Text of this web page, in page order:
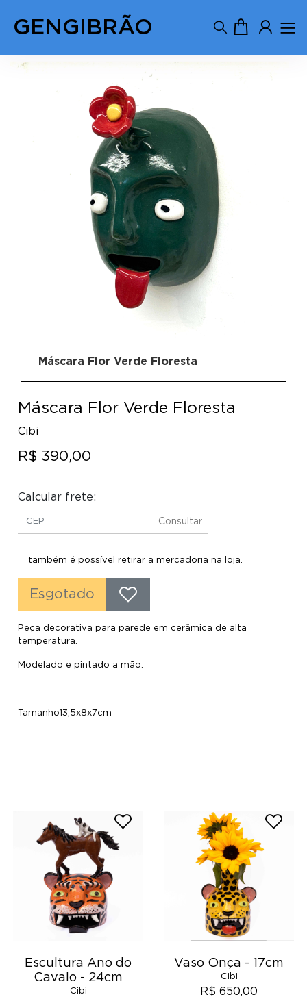
GENGIBRÃO
Máscara Flor Verde Floresta
Máscara Flor Verde Floresta
Cibi
R$ 390,00
Calcular frete:
Consultar
também é possível retirar a mercadoria na loja.
Esgotado
Peça decorativa para parede em cerâmica de alta
temperatura.
Modelado e pintado a mão.
Tamanho13,5x8x7cm
Escultura Ano do
Cavalo - 24cm
Cibi
Vaso Onça - 17cm
Cibi
R$ 650,00